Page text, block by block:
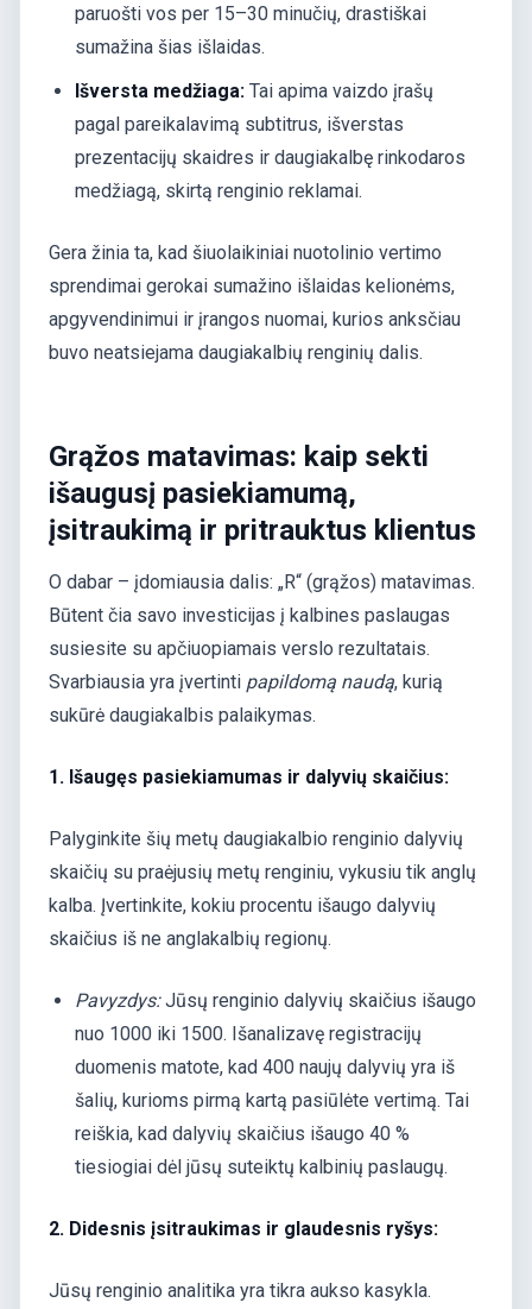
paruošti vos per 15–30 minučių, drastiškai
sumažina šias išlaidas.
Išversta medžiaga: Tai apima vaizdo įrašų
pagal pareikalavimą subtitrus, išverstas
prezentacijų skaidres ir daugiakalbę rinkodaros
medžiagą, skirtą renginio reklamai.
Gera žinia ta, kad šiuolaikiniai nuotolinio vertimo
sprendimai gerokai sumažino išlaidas kelionėms,
apgyvendinimui ir įrangos nuomai, kurios anksčiau
buvo neatsiejama daugiakalbių renginių dalis.
Grąžos matavimas: kaip sekti
išaugusį pasiekiamumą,
įsitraukimą ir pritrauktus klientus
O dabar – įdomiausia dalis: „R“ (grąžos) matavimas.
Būtent čia savo investicijas į kalbines paslaugas
susiesite su apčiuopiamais verslo rezultatais.
Svarbiausia yra įvertinti papildomą naudą, kurią
sukūrė daugiakalbis palaikymas.
1. Išaugęs pasiekiamumas ir dalyvių skaičius:
Palyginkite šių metų daugiakalbio renginio dalyvių
skaičių su praėjusių metų renginiu, vykusiu tik anglų
kalba. Įvertinkite, kokiu procentu išaugo dalyvių
skaičius iš ne anglakalbių regionų.
Pavyzdys:Jūsų renginio dalyvių skaičius išaugo
nuo 1000 iki 1500. Išanalizavę registracijų
duomenis matote, kad 400 naujų dalyvių yra iš
šalių, kurioms pirmą kartą pasiūlėte vertimą. Tai
reiškia, kad dalyvių skaičius išaugo 40 %
tiesiogiai dėl jūsų suteiktų kalbinių paslaugų.
2. Didesnis įsitraukimas ir glaudesnis ryšys:
Jūsų renginio analitika yra tikra aukso kasykla.